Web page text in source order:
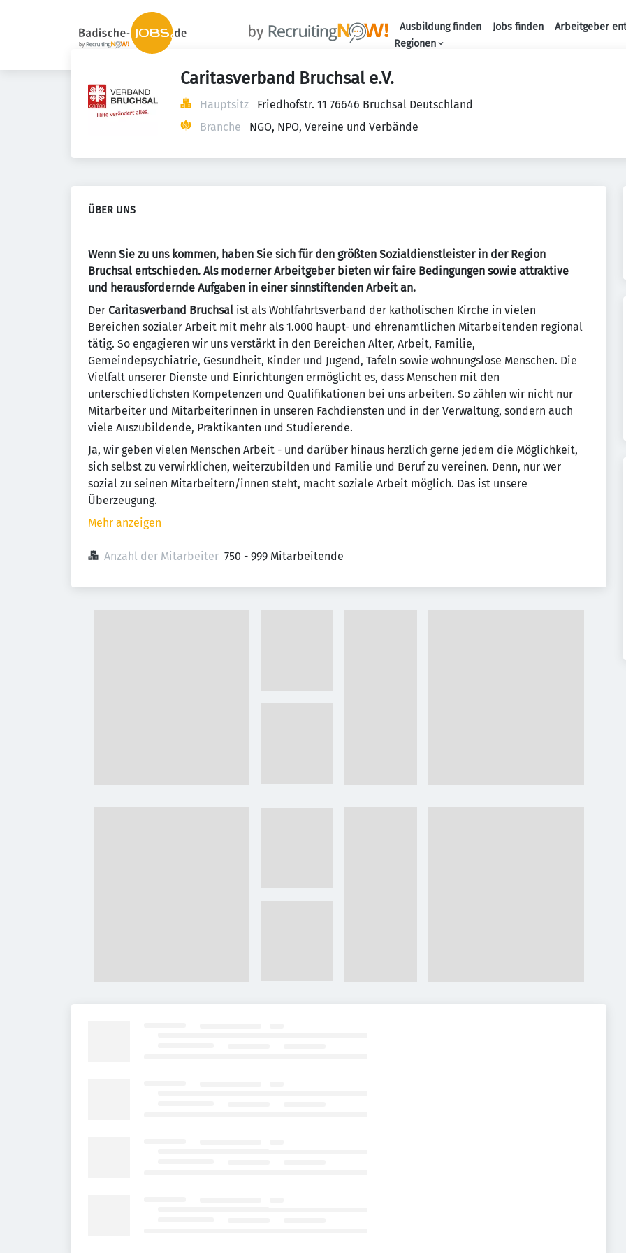
Ausbildung finden Jobs finden
Arbeitgeber
Regionen
Caritasverband Bruchsal e.V.
Hauptsitz
Friedhofstr. 11 76646 Bruchsal Deutschland
Branche
NGO, NPO, Vereine und Verbände
ÜBER UNS
Wenn Sie zu uns kommen, haben Sie sich für den größten Sozialdienstleister in der Region
Bruchsal entschieden. Als moderner Arbeitgeber bieten wir faire Bedingungen sowie attraktive
und herausfordernde Aufgaben in einer sinnstiftenden Arbeit an.
Der Caritasverband Bruchsal ist als Wohlfahrtsverband der katholischen Kirche in vielen
Bereichen sozialer Arbeit mit mehr als 1.000 haupt- und ehrenamtlichen Mitarbeitenden regional
tätig. So engagieren wir uns verstärkt in den Bereichen Alter, Arbeit, Familie,
Gemeindepsychiatrie, Gesundheit, Kinder und Jugend, Tafeln sowie wohnungslose Menschen. Die
Vielfalt unserer Dienste und Einrichtungen ermöglicht es, dass Menschen mit den
unterschiedlichsten Kompetenzen und Qualifikationen bei uns arbeiten. So zählen wir nicht nur
Mitarbeiter und Mitarbeiterinnen in unseren Fachdiensten und in der Verwaltung, sondern auch
viele Auszubildende, Praktikanten und Studierende.
Ja, wir geben vielen Menschen Arbeit - und darüber hinaus herzlich gerne jedem die Möglichkeit,
sich selbst zu verwirklichen, weiterzubilden und Familie und Beruf zu vereinen. Denn, nur wer
sozial zu seinen Mitarbeitern/innen steht, macht soziale Arbeit möglich. Das ist unsere
Überzeugung.
Mehr anzeigen
Anzahl der Mitarbeiter 750 - 999 Mitarbeitende